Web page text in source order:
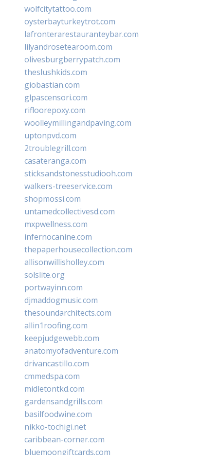
wolfcitytattoo.com
oysterbayturkeytrot.com
lafronterarestauranteybar.com
lilyandrosetearoom.com
olivesburgberrypatch.com
theslushkids.com
giobastian.com
glpascensori.com
rifloorepoxy.com
woolleymillingandpaving.com
uptonpvd.com
2troublegrill.com
casateranga.com
sticksandstonesstudiooh.com
walkers-treeservice.com
shopmossi.com
untamedcollectivesd.com
mxpwellness.com
infernocanine.com
thepaperhousecollection.com
allisonwillisholley.com
solslite.org
portwayinn.com
djmaddogmusic.com
thesoundarchitects.com
allin1roofing.com
keepjudgewebb.com
anatomyofadventure.com
drivancastillo.com
cmmedspa.com
midletontkd.com
gardensandgrills.com
basilfoodwine.com
nikko-tochigi.net
caribbean-corner.com
bluemoongiftcards.com